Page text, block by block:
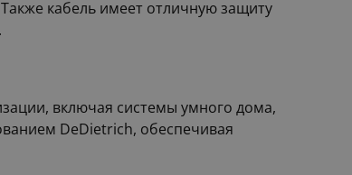
кабель имеет отличную защиту
включая системы умного дома,
DeDietrich, обеспечивая